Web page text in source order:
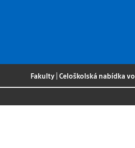
Fakulty |Celoškolská nabídka